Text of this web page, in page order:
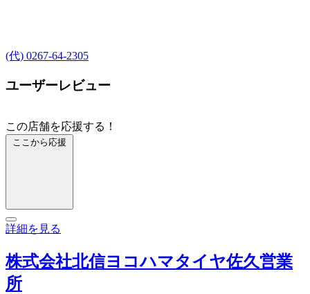
(代) 0267-64-2305
ユーザーレビュー
この店舗を応援する！
ここから応援
詳細を見る
株式会社北信ヨコハマタイヤ佐久営業
所